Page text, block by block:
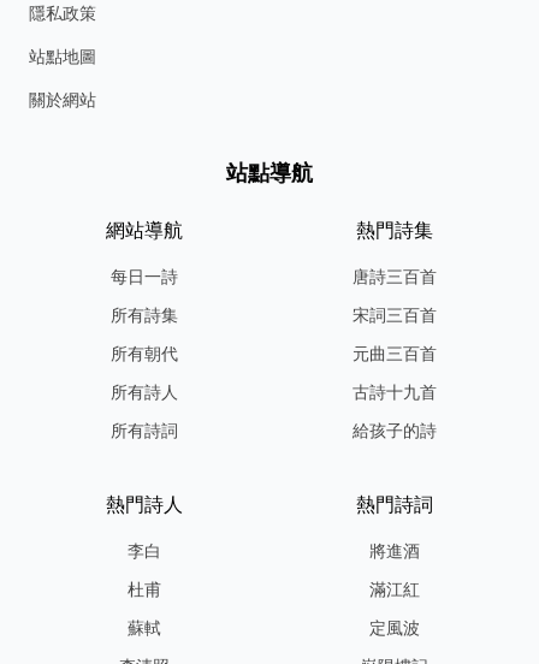
隱私政策
站點地圖
關於網站
站點導航
網站導航
每日一詩
所有詩集
所有朝代
所有詩人
所有詩詞
熱門詩集
唐詩三百首
宋詞三百首
元曲三百首
古詩十九首
給孩子的詩
熱門詩人
李白
杜甫
蘇軾
熱門詩詞
將進酒
滿江紅
定風波